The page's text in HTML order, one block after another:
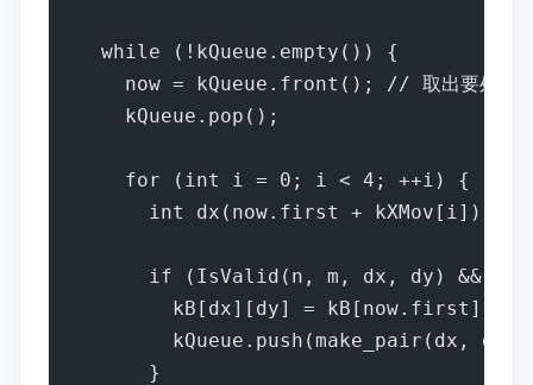
  while (!kQueue.empty()) {
now = kQueue.front(); // 取出要处理
    kQueue.pop();
    for (int i = 0; i < 4; ++i) {
int dx(now.first + kXMov[i]),
if (IsValid(n, m, dx, dy) && -1
kB[dx][dy] =
kQueue.push(make_pair(dx, dy));
      }